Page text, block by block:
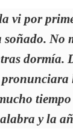
por
No
dormía.
pronunciara
y la